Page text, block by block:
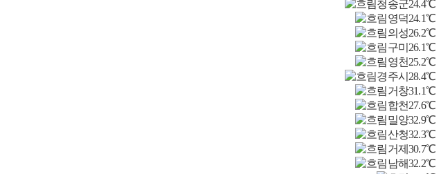
청송군24.4℃
영덕24.1℃
의성26.2℃
구미 26.1℃
영천25.2℃
경주시 28.4℃
거창31.1℃
합천27.6℃
밀양32.9℃
산청32.3℃
거제 30.7℃
남해32.2℃